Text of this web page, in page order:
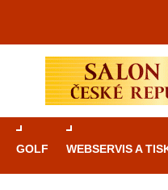
GOLF WEBSERVIS A